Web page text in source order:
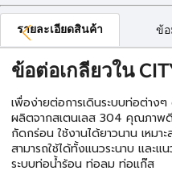
รายละเอียดสินค้า ข้อ
ข้อต่อเกลียวใน
เพื่อง่ายต่อการเดินระบบท่อต่าง
ผลิตจากสเตนเลส 304 คุณภาพ
กัดกร่อน ใช้งานได้ยาวนาน เหมา
สามารถใช้ได้ทั้งแนวระนาบ และ
ระบบท่อน้ำร้อน ท่อลม ท่อแก๊ส